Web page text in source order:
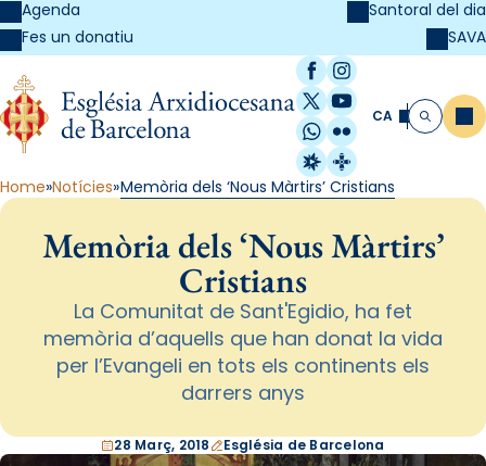
Agenda
Fes un donatiu
Santoral del dia
SAVA
Facebook
Instagram
X / Twitter
YouTube
WhatsApp
Flickr
Radio Estel
Catalunya
CA Cerca
Home Notícies Memòria dels ‘Nous Màrtirs’ Cristians
Memòria dels ‘Nous Màrtirs’
Cristians
La Comunitat de Sant'Egidio, ha fet
memòria d’aquells que han donat la vida
per l’Evangeli en tots els continents els
darrers anys
28 Març, 2018 Església de Barcelona